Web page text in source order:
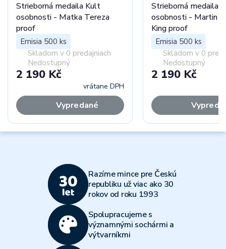
Strieborná medaila Kult
osobnosti - Matka Tereza
proof
Emisia 500 ks
Skladom v 0 predajniach
Nedostupný
2 190 Kč
vrátane DPH
Vypredané
Strieborná medaila
osobnosti - Martin
King proof
Emisia 500 ks
Skladom v 0
Nedostupný
2 190 Kč
Razíme mince pre Českú
republiku už viac ako 30
rokov od roku 1993
Spolupracujeme s
významnými sochármi a
výtvarníkmi